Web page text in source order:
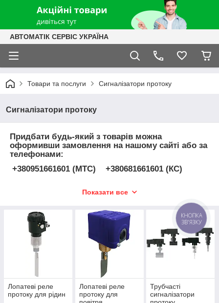
АВТОМАТІК СЕРВІС УКРАЇНА
Товари та послуги Сигналізатори протоку
Сигналізатори протоку
Придбати будь-який з товарів можна
оформивши замовлення на нашому сайті або за
телефонами:
+380951661601 (МТС) +380681661601 (КС)
здійснять підбір необхідних комплектуючих
для модернізації та автоматизації будь-якого
ступеня складності, перевірених виробників
контрольно вимірних приладів і автоматики ,
надають відповіді на всі ваші запитання,
допоможуть з вибором або підбором аналогів.
Показати все
Лопатеві реле
протоку для рідин
Лопатеві реле
протоку для
Трубчасті
сигналізатори
КНОПКА
ЗВ'ЯЗКУ